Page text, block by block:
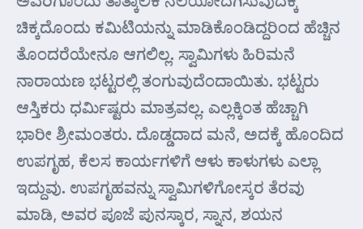
ಚಿಕ್ಕದೊಂದು ಕಮಿಟಿಯನ್ನು ಮಾಡಿಕೊಂಡಿದ್ದರಿಂದ ಹೆಚ್ಚಿನ
ತೊಂದರೆಯೇನೂ ಆಗಲಿಲ್ಲ. ಸ್ವಾಮಿಗಳು ಹಿರಿಮನೆ
ನಾರಾಯಣ ಭಟ್ಟರಲ್ಲಿ ತಂಗುವುದೆಂದಾಯಿತು. ಭಟ್ಟರು
ಆಸ್ತಿಕರು ಧರ್ಮಿಷ್ಟರು ಮಾತ್ರವಲ್ಲ. ಎಲ್ಲಕ್ಕಿಂತ ಹೆಚ್ಚಾಗಿ
ಭಾರೀ ಶ್ರೀಮಂತರು. ದೊಡ್ಡದಾದ ಮನೆ, ಅದಕ್ಕೆ ಹೊಂದಿದ
ಉಪಗೃಹ, ಕೆಲಸ ಕಾರ್ಯಗಳಿಗೆ ಆಳು ಕಾಳುಗಳು ಎಲ್ಲಾ
ಇದ್ದುವು. ಉಪಗೃಹವನ್ನು ಸ್ವಾಮಿಗಳಿಗೋಸ್ಕರ ತೆರವು
ಮಾಡಿ, ಅವರ ಪೂಜೆ ಪುನಸ್ಕಾರ, ಸ್ನಾನ, ಶಯನ